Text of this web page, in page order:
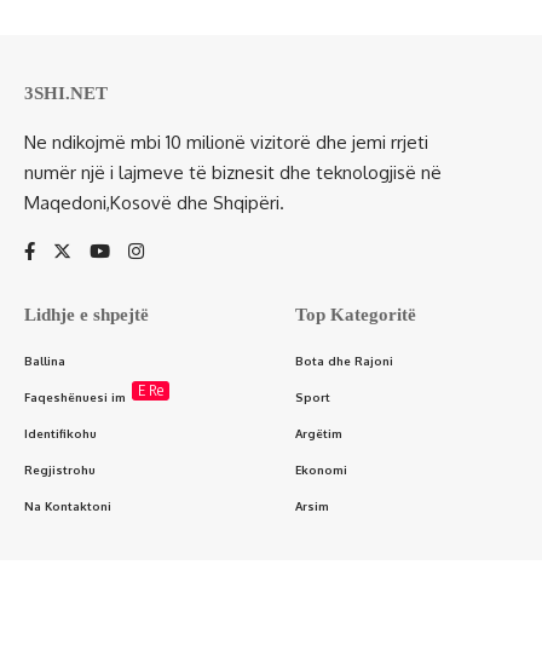
3SHI.NET
Ne ndikojmë mbi 10 milionë vizitorë dhe jemi rrjeti
numër një i lajmeve të biznesit dhe teknologjisë në
Maqedoni,Kosovë dhe Shqipëri.
Lidhje e shpejtë
Ballina
Faqeshënuesi im E Re
Identifikohu
Regjistrohu
Na Kontaktoni
Top Kategoritë
Bota dhe Rajoni
Sport
Argëtim
Ekonomi
Arsim